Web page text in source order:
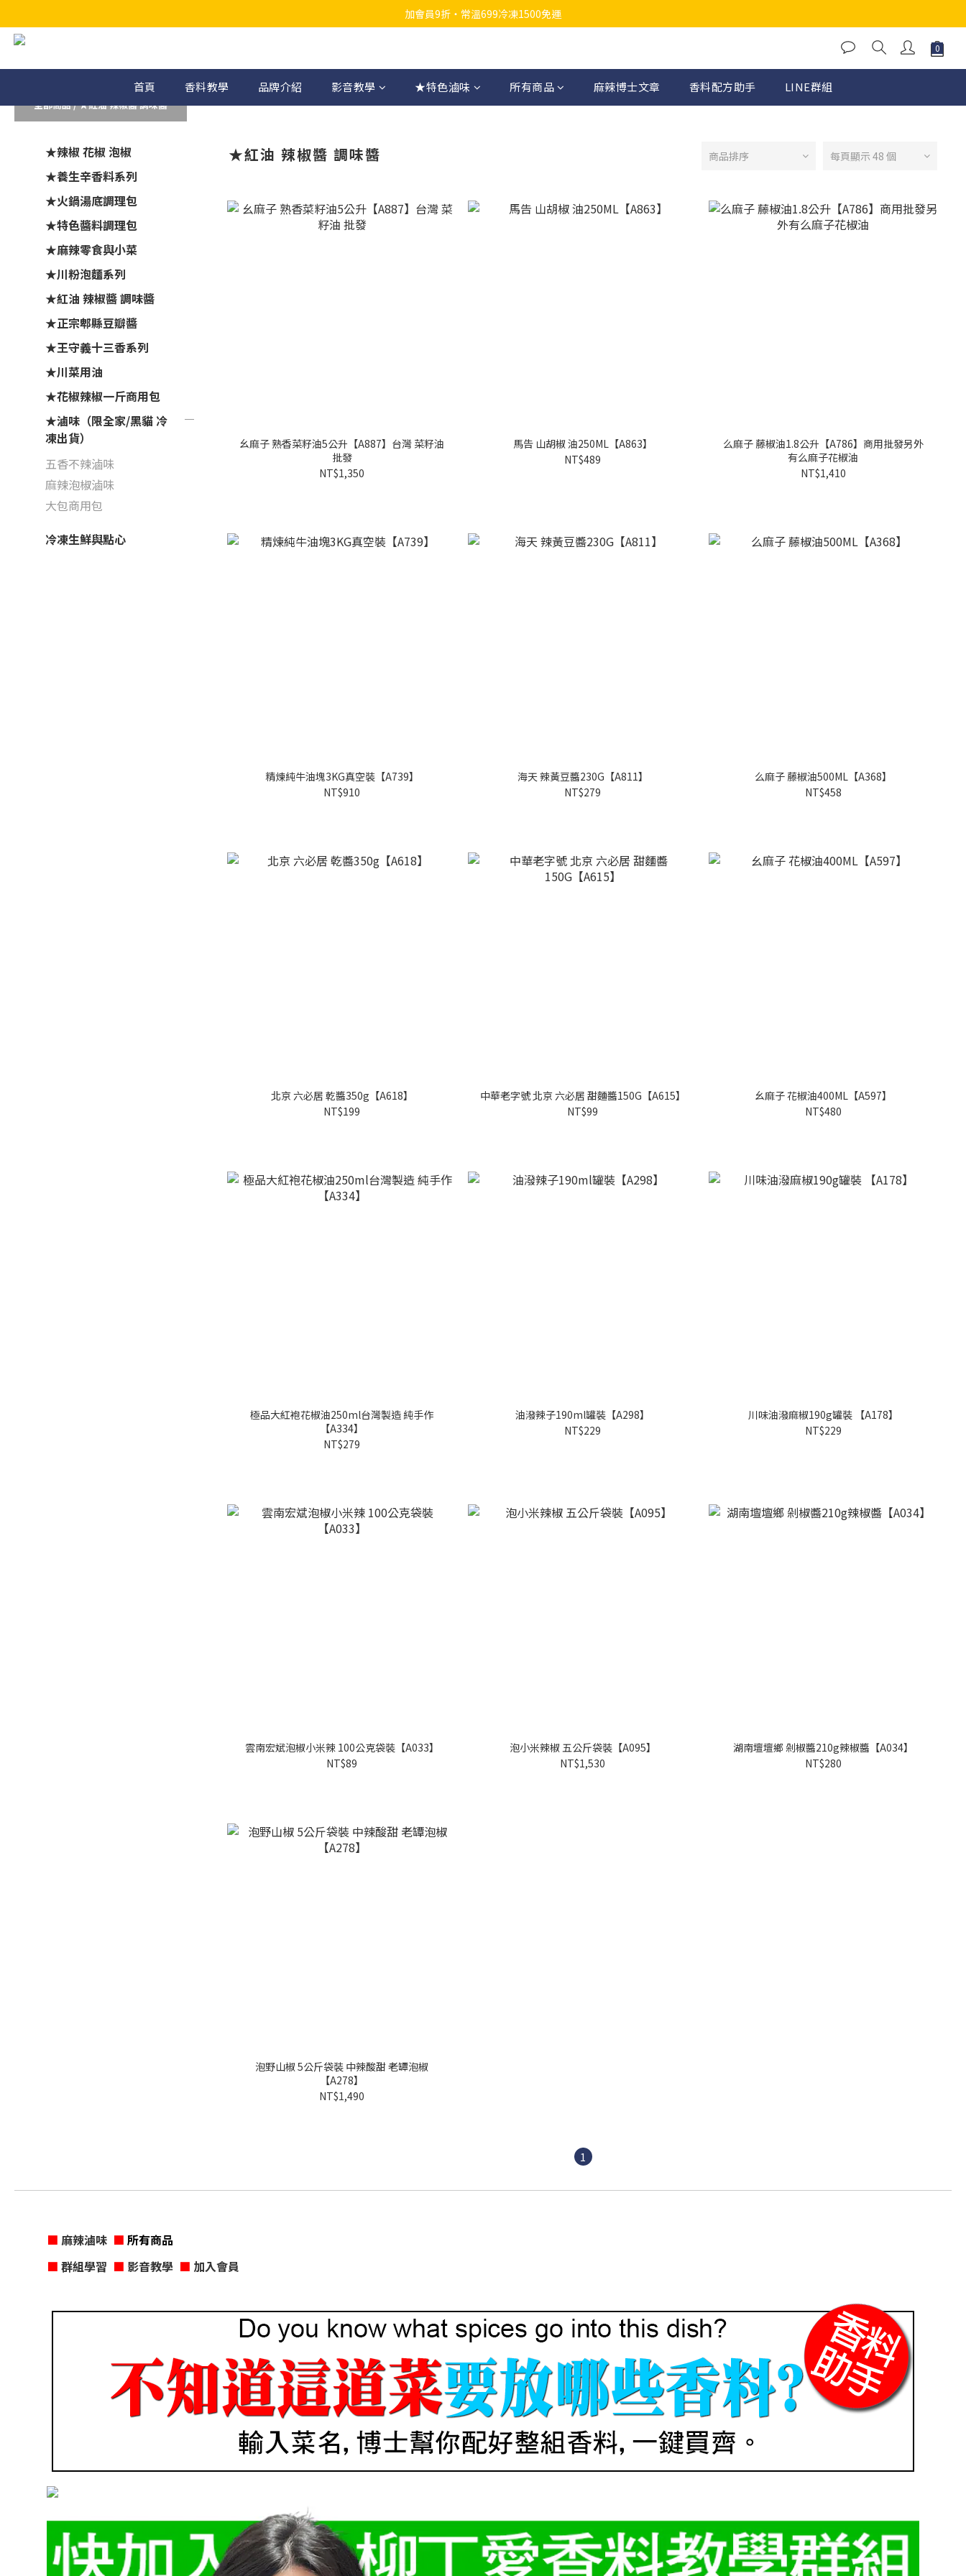
加會員9折・常溫699冷凍1500免運
首頁 香料教學 品牌介紹 影音教學 ★特色滷味 所有商品 麻辣博士文章 香料配方助手 LINE群組
全部商品/★紅油 辣椒醬 調味醬
★辣椒 花椒 泡椒
★養生辛香料系列
★火鍋湯底調理包
★特色醬料調理包
★麻辣零食與小菜
★川粉泡麵系列
★紅油 辣椒醬 調味醬
★正宗郫縣豆瓣醬
★王守義十三香系列
★川菜用油
★花椒辣椒一斤商用包
★滷味（限全家/黑貓 冷
凍出貨）
五香不辣滷味
麻辣泡椒滷味
大包商用包
冷凍生鮮與點心
★紅油 辣椒醬 調味醬 商品排序 每頁顯示 48 個
幺麻子 熟香菜籽油5公升【A887】台灣 菜籽油
批發
NT$1,350
馬告 山胡椒 油250ML【A863】
NT$489
么麻子 藤椒油1.8公升【A786】商用批發另外
有么麻子花椒油
NT$1,410
精煉純牛油塊3KG真空裝【A739】
NT$910
海天 辣黃豆醬230G【A811】
NT$279
么麻子 藤椒油500ML【A368】
NT$458
北京 六必居 乾醬350g【A618】
NT$199
中華老字號 北京 六必居 甜麵醬150G【A615】
NT$99
幺麻子 花椒油400ML【A597】
NT$480
極品大紅袍花椒油250ml台灣製造 純手作
【A334】
NT$279
油潑辣子190ml罐裝【A298】
NT$229
川味油潑麻椒190g罐裝 【A178】
NT$229
雲南宏斌泡椒小米辣 100公克袋裝【A033】
NT$89
泡小米辣椒 五公斤袋裝【A095】
NT$1,530
湖南壇壇鄉 剁椒醬210g辣椒醬【A034】
NT$280
泡野山椒 5公斤袋裝 中辣酸甜 老罈泡椒
【A278】
NT$1,490
1
■ 麻辣滷味 ■ 所有商品
■ 群組學習 ■ 影音教學 ■ 加入會員